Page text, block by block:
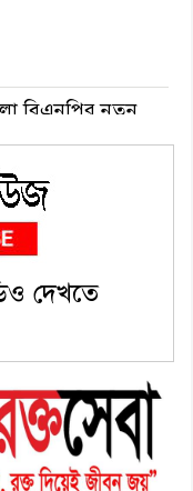
বিএনপির নতুন
থেকে সম্মাননা
মডেল থানার
উপজেলা আইন-
সভা অনুষ্ঠিত
সম্প্রদায়ের
খন্দকার মারুফ
দেখতে